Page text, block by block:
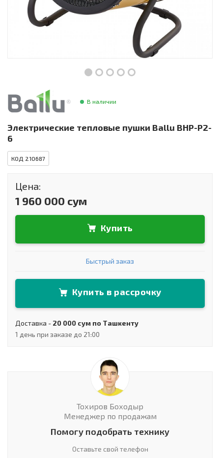
Инструменты и техника
Товары для дома
Сантехника В наличии
Электрические тепловые пушки Ballu BHP-P2-
6
КОД 210687
Цена:
1 960 000 сум
Купить
Быстрый заказ
Купить в рассрочку
Доставка - 20 000 сум по Ташкенту
1 день при заказе до 21:00
Тохиров Боходыр
Менеджер по продажам
Помогу подобрать технику
Оставьте свой телефон